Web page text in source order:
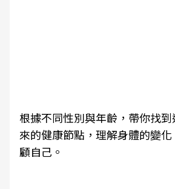
根據不同性別與年齡，帶你找
來的健康節點，理解身體的變
顧自己。